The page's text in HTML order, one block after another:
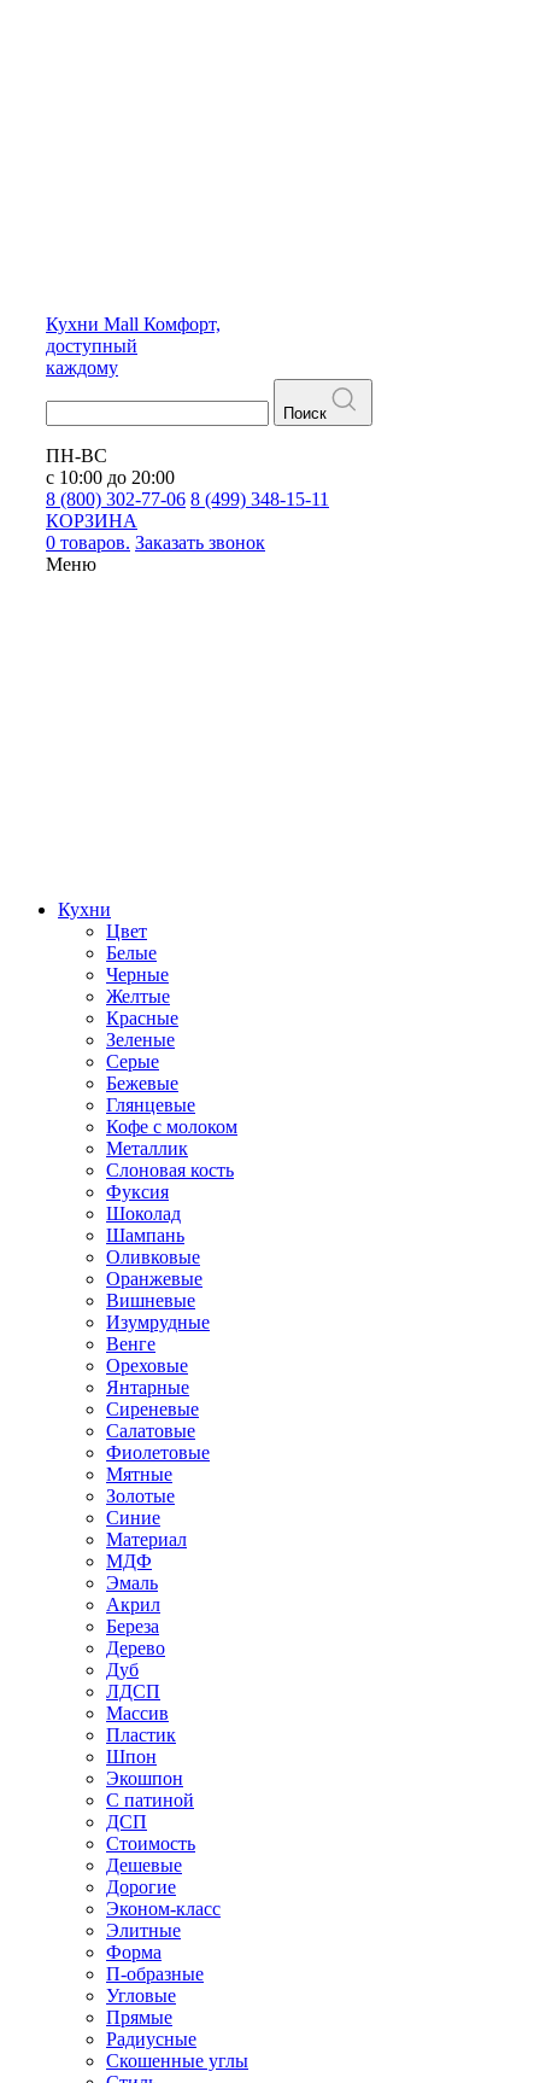
Кухни Mall Комфорт,
доступный
каждому
Поиск
ПН-ВС
с 10:00 до 20:00
8 (800) 302-77-06 8 (499) 348-15-11
КОРЗИНА
0 товаров. Заказать звонок
Меню
Кухни
Цвет
Белые
Черные
Желтые
Красные
Зеленые
Серые
Бежевые
Глянцевые
Кофе с молоком
Металлик
Слоновая кость
Фуксия
Шоколад
Шампань
Оливковые
Оранжевые
Вишневые
Изумрудные
Венге
Ореховые
Янтарные
Сиреневые
Салатовые
Фиолетовые
Мятные
Золотые
Синие
Материал
МДФ
Эмаль
Акрил
Береза
Дерево
Дуб
ЛДСП
Массив
Пластик
Шпон
Экошпон
С патиной
ДСП
Стоимость
Дешевые
Дорогие
Эконом-класс
Элитные
Форма
П-образные
Угловые
Прямые
Радиусные
Скошенные углы